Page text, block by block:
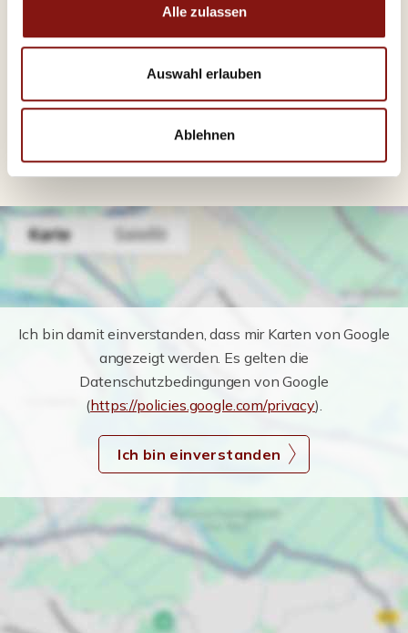
Alle zulassen
Auswahl erlauben
Ablehnen
Energieausweis Jahrgang
vor 1.5.2014
Energieausweis Baujahr
2000
Energieausweis Gebäudeart
Wohngebäude
Heizung
Fußbodenheizung
Ich bin damit einverstanden, dass mir Karten von Google
angezeigt werden. Es gelten die
Datenschutzbedingungen von Google
(https://policies.google.com/privacy).
Ich bin einverstanden